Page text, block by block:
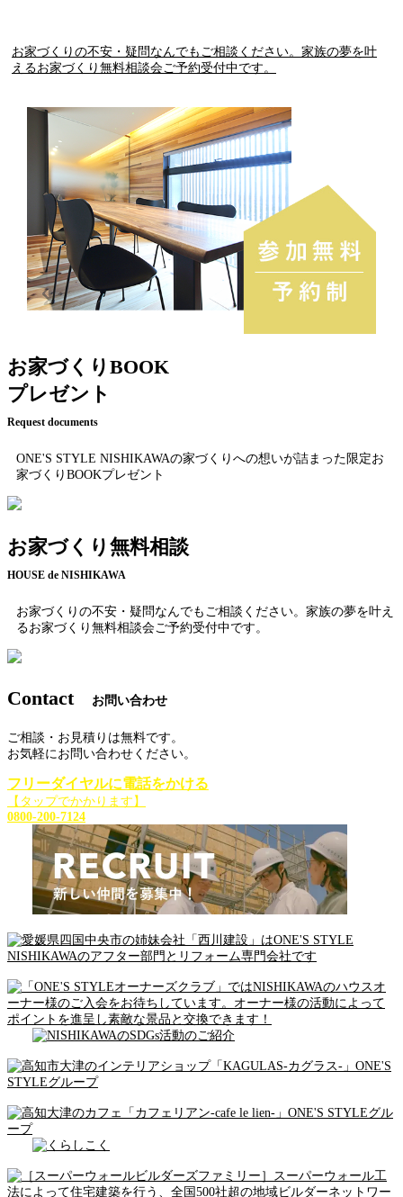
お家づくりの不安・疑問なんでもご相談ください。家族の夢を叶
えるお家づくり無料相談会ご予約受付中です。
お家づくりBOOK
プレゼント
Request documents
ONE'S STYLE NISHIKAWAの家づくりへの想いが詰まった限定お
家づくりBOOKプレゼント
お家づくり無料相談
HOUSE de NISHIKAWA
お家づくりの不安・疑問なんでもご相談ください。家族の夢を叶え
るお家づくり無料相談会ご予約受付中です。
Contact お問い合わせ
ご相談・お見積りは無料です。
お気軽にお問い合わせください。
フリーダイヤルに電話をかける
【タップでかかります】
0800-200-7124